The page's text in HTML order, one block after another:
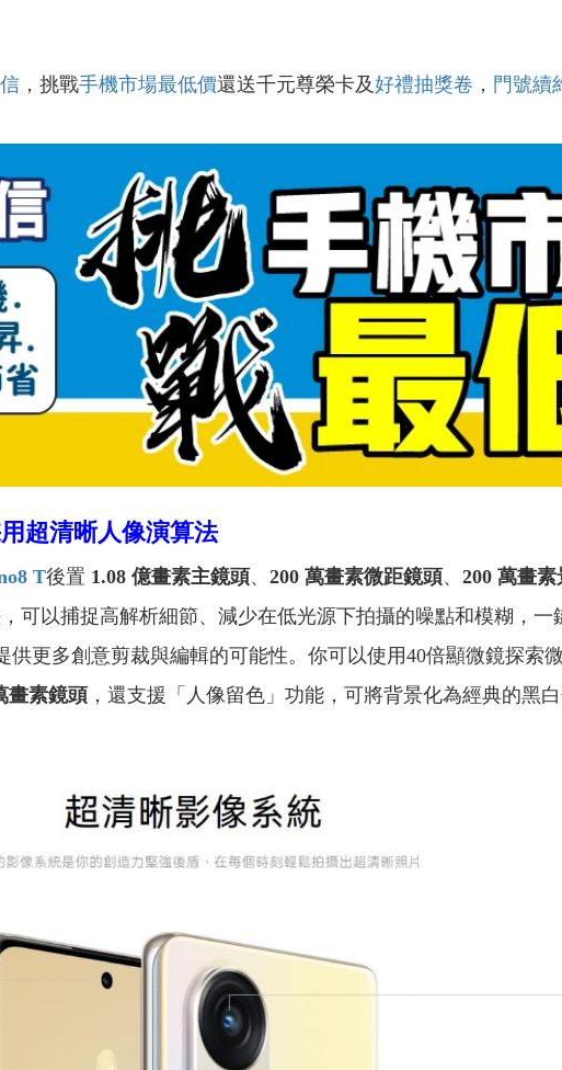
，挑戰手機市場最低價還送千元尊榮卡及好禮抽獎卷 ， 門號續
超清晰人像演算法
T後置 1.08 億畫素主鏡頭、 200 萬畫素微距鏡頭、 200 萬畫
可以捕捉高解析細節、減少在低光源下拍攝的噪點和模糊，
更多創意剪裁與編輯的可能性。你可以使用40倍顯微鏡探索
畫素鏡頭，還支援「人像留色」功能，可將背景化為經典的黑